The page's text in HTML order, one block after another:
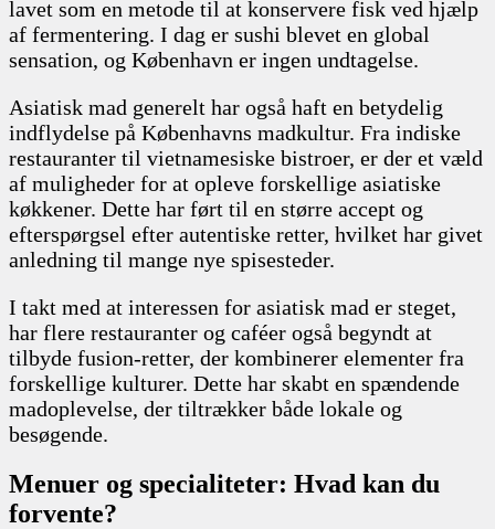
lavet som en metode til at konservere fisk ved hjælp
af fermentering. I dag er sushi blevet en global
sensation, og København er ingen undtagelse.
Asiatisk mad generelt har også haft en betydelig
indflydelse på Københavns madkultur. Fra indiske
restauranter til vietnamesiske bistroer, er der et væld
af muligheder for at opleve forskellige asiatiske
køkkener. Dette har ført til en større accept og
efterspørgsel efter autentiske retter, hvilket har givet
anledning til mange nye spisesteder.
I takt med at interessen for asiatisk mad er steget,
har flere restauranter og caféer også begyndt at
tilbyde fusion-retter, der kombinerer elementer fra
forskellige kulturer. Dette har skabt en spændende
madoplevelse, der tiltrækker både lokale og
besøgende.
Menuer og specialiteter: Hvad kan du
forvente?